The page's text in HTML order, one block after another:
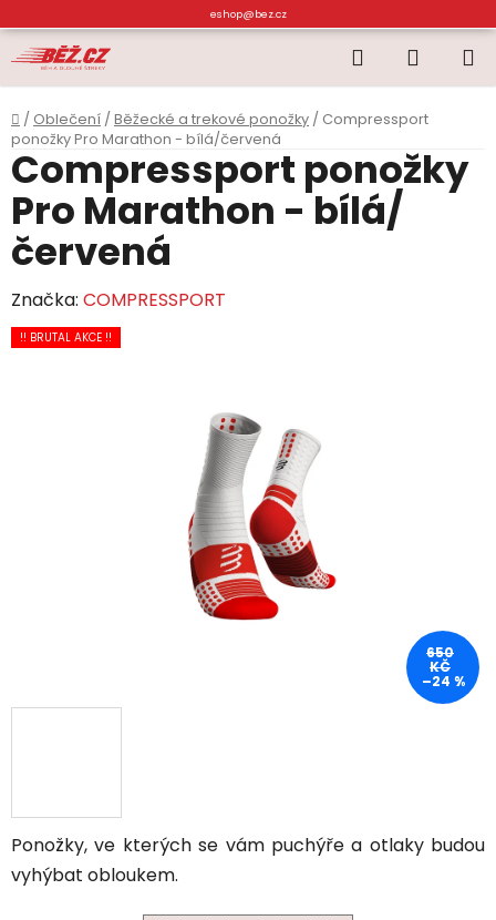
na
obsah
eshop@bez.cz
Hledat
KOŠÍK
Domů
/ Oblečení / Běžecké a trekové ponožky / Compressport
ponožky Pro Marathon - bílá/červená
Ponožky, ve kterých se vám puchýře a otlaky budou
vyhýbat obloukem.
Compressport ponožky
Pro Marathon - bílá/
červená
Značka: COMPRESSPORT
!! BRUTAL AKCE !!
650
KČ
–24 %